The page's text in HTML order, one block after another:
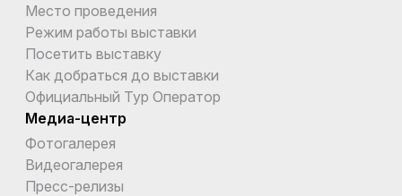
Место проведения
Режим работы выставки
Посетить выставку
Как добраться до выставки
Официальный Тур Оператор
Медиа-центр
Фотогалерея
Видеогалерея
Пресс-релизы